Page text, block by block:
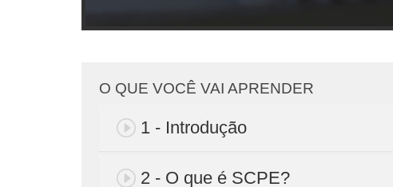
O QUE VOCÊ VAI APRENDER
1 - Introdução
2 - O que é SCPE?